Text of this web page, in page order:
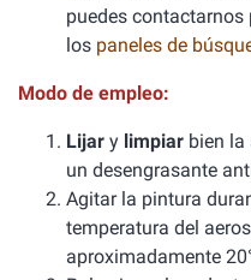
puedes contactarnos
los paneles de
Modo de empleo:
Lijar y limpiar bien la
un desengrasante
Agitar la pintura
temperatura del
aproximadamente